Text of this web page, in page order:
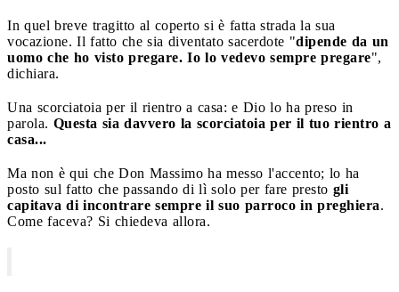
In quel breve tragitto al coperto si è fatta strada la sua
vocazione. Il fatto che sia diventato sacerdote "dipende da un
uomo che ho visto pregare. Io lo vedevo sempre pregare",
dichiara.
Una scorciatoia per il rientro a casa: e Dio lo ha preso in
parola. Questa sia davvero la scorciatoia per il tuo rientro a
casa...
Ma non è qui che Don Massimo ha messo l'accento; lo ha
posto sul fatto che passando di lì solo per fare presto gli
capitava di incontrare sempre il suo parroco in preghiera.
Come faceva? Si chiedeva allora.